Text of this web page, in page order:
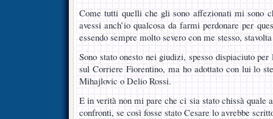
Come tutti quelli che gli sono affezionati mi sono
avessi anch’io qualcosa da farmi perdonare per
essendo sempre molto severo con me stesso,
Sono stato onesto nei giudizi, spesso dispiaciuto
sul Corriere Fiorentino, ma ho adottato con lui lo
Mihajlovic o Delio Rossi.
E in verità non mi pare che ci sia stato chissà quale
confronti, se così fosse stato Cesare lo avrebbe